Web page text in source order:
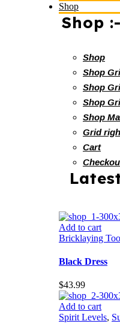
Shop
Shop :-
Shop
Shop
Shop
Shop
Shop
Grid
Cart
Add to cart
Bricklaying
Black Dress
$43.99
Add to cart
Spirit Levels,